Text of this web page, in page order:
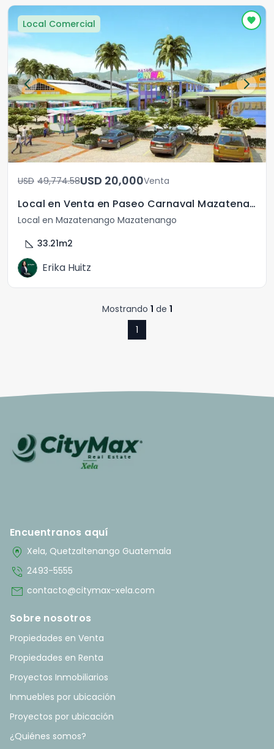
Local Comercial
USD	49,774.58 USD	20,000Venta
Local en Venta en Paseo Carnaval Mazatenango
Local en Mazatenango Mazatenango
square_foot 33.21m2
Erika Huitz
Mostrando 1 de 1
1
Encuentranos aquí
home_pin Xela, Quetzaltenango Guatemala
phone_in_talk 2493-5555
mail contacto@citymax-xela.com
Sobre nosotros
Propiedades en Venta
Propiedades en Renta
Proyectos Inmobiliarios
Inmuebles por ubicación
Proyectos por ubicación
¿Quiénes somos?